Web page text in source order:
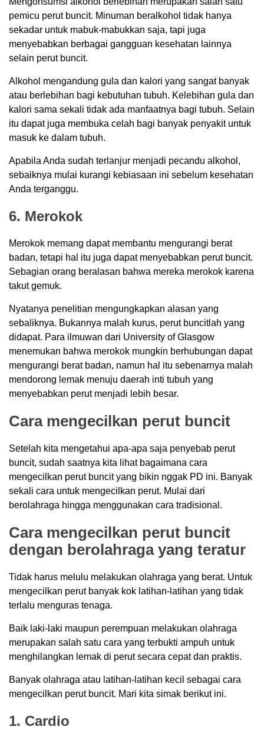
pemicu perut buncit. Minuman beralkohol tidak hanya
sekadar untuk mabuk-mabukkan saja, tapi juga
menyebabkan berbagai gangguan kesehatan lainnya
selain perut buncit.
Alkohol mengandung gula dan kalori yang sangat banyak
atau berlebihan bagi kebutuhan tubuh. Kelebihan gula dan
kalori sama sekali tidak ada manfaatnya bagi tubuh. Selain
itu dapat juga membuka celah bagi banyak penyakit untuk
masuk ke dalam tubuh.
Apabila Anda sudah terlanjur menjadi pecandu alkohol,
sebaiknya mulai kurangi kebiasaan ini sebelum kesehatan
Anda terganggu.
6. Merokok
Merokok memang dapat membantu mengurangi berat
badan, tetapi hal itu juga dapat menyebabkan perut buncit.
Sebagian orang beralasan bahwa mereka merokok karena
takut gemuk.
Nyatanya penelitian mengungkapkan alasan yang
sebaliknya. Bukannya malah kurus, perut buncitlah yang
didapat. Para ilmuwan dari University of Glasgow
menemukan bahwa merokok mungkin berhubungan dapat
mengurangi berat badan, namun hal itu sebenarnya malah
mendorong lemak menuju daerah inti tubuh yang
menyebabkan perut menjadi lebih besar.
Cara mengecilkan perut buncit
Setelah kita mengetahui apa-apa saja penyebab perut
buncit, sudah saatnya kita lihat bagaimana cara
mengecilkan perut buncit yang bikin nggak PD ini. Banyak
sekali cara untuk mengecilkan perut. Mulai dari
berolahraga hingga menggunakan cara tradisional.
Cara mengecilkan perut buncit
dengan berolahraga yang teratur
Tidak harus melulu melakukan olahraga yang berat. Untuk
mengecilkan perut banyak kok latihan-latihan yang tidak
terlalu menguras tenaga.
Baik laki-laki maupun perempuan melakukan olahraga
merupakan salah satu cara yang terbukti ampuh untuk
menghilangkan lemak di perut secara cepat dan praktis.
Banyak olahraga atau latihan-latihan kecil sebagai cara
mengecilkan perut buncit. Mari kita simak berikut ini.
1. Cardio